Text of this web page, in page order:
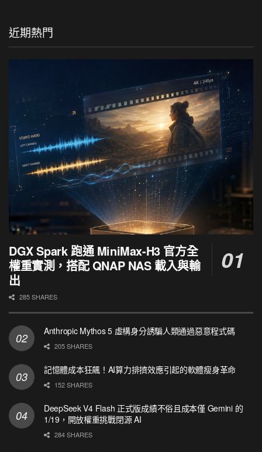
近期熱門
DGX Spark 跑通 MiniMax-H3 官方全
權重實測，搭配 QNAP NAS 載入與輸
出
285 SHARES
Anthropic Mythos 5 虛構身分誘騙人類通過惡意程式碼
205 SHARES
記憶體成本狂飆！AI算力排擠效應引起的軟體瘦身革命
152 SHARES
DeepSeek V4 Flash 正式版成績不俗且成本僅 Gemini 的
1/19，開放權重挑戰閉源 AI
284 SHARES